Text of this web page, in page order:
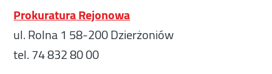
Prokuratura Rejonowa
ul. Rolna 1 58-200 Dzierżoniów
tel. 74 832 80 00